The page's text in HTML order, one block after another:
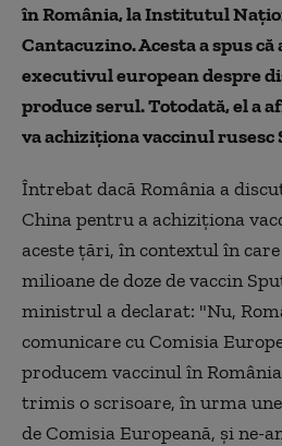
în România, la Institutul
Cantacuzino. Acesta a spus
executivul european despre
produce serul. Totodată, el a
va achiziționa vaccinul rusesc
Întrebat dacă România a
China pentru a achiziţiona
aceste țări, în contextul în
milioane de doze de vaccin
ministrul a declarat: "Nu,
comunicare cu Comisia
producem vaccinul în
trimis o scrisoare, în urma
de Comisia Europeană, şi ne-